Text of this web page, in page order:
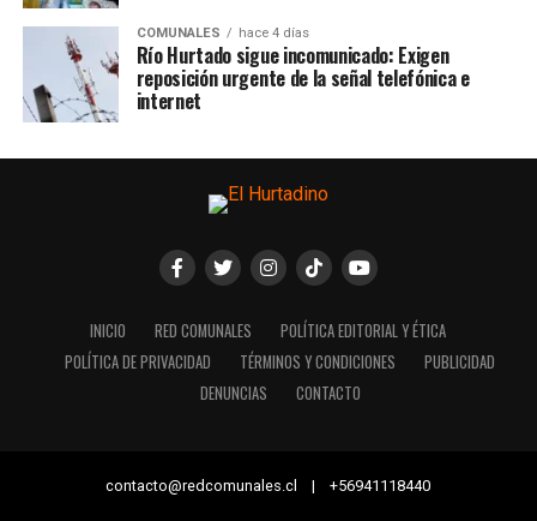
COMUNALES hace 4 días
Río Hurtado sigue incomunicado: Exigen
reposición urgente de la señal telefónica e
internet
INICIO RED COMUNALES
POLÍTICA EDITORIAL Y ÉTICA
POLÍTICA DE PRIVACIDAD
TÉRMINOS Y CONDICIONES
PUBLICIDAD
DENUNCIAS
CONTACTO
contacto@redcomunales.cl | +56941118440